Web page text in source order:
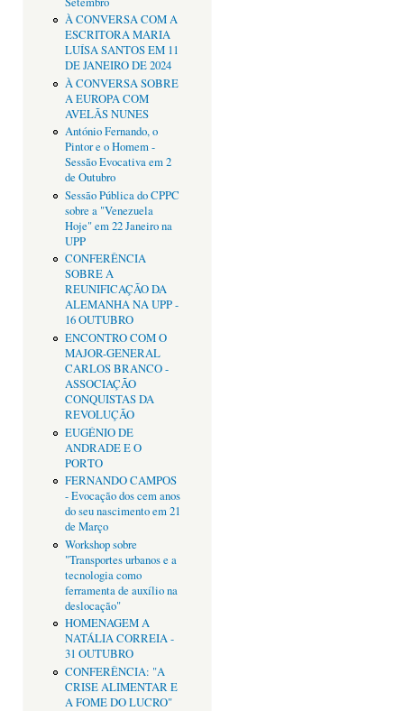
À CONVERSA COM A
ESCRITORA MARIA
LUÍSA SANTOS EM 11
DE JANEIRO DE 2024
À CONVERSA SOBRE
A EUROPA COM
AVELÃS NUNES
António Fernando, o
Pintor e o Homem -
Sessão Evocativa em 2
de Outubro
Sessão Pública do CPPC
sobre a "Venezuela
Hoje" em 22 Janeiro na
UPP
CONFERÊNCIA
SOBRE A
REUNIFICAÇÃO DA
ALEMANHA NA UPP -
16 OUTUBRO
ENCONTRO COM O
MAJOR-GENERAL
CARLOS BRANCO -
ASSOCIAÇÃO
CONQUISTAS DA
REVOLUÇÃO
EUGÉNIO DE
ANDRADE E O
PORTO
FERNANDO CAMPOS
- Evocação dos cem anos
do seu nascimento em 21
de Março
Workshop sobre
"Transportes urbanos e a
tecnologia como
ferramenta de auxílio na
deslocação"
HOMENAGEM A
NATÁLIA CORREIA -
31 OUTUBRO
CONFERÊNCIA: "A
CRISE ALIMENTAR E
A FOME DO LUCRO"